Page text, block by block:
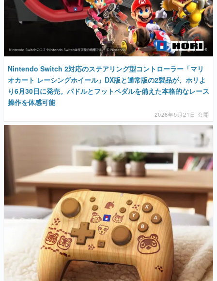
カテゴリ
マンガ
女性向け
アプリレビュー
その他
電ファミニコゲーマーとは？
Nintendo Switch 2対応のステアリング型コントローラー「マリ
オカート レーシングホイール」DX版と通常版の2製品が、ホリよ
り6月30日に発売。パドルとフットペダルを備えた本格的なレース
操作を体感可能
2026年5月21日 公開